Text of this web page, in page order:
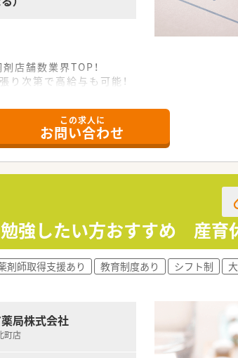
店舗数業界TOP！
次第で高給与も可能！
用意されています
に用意されています。
ポジションも増えます。
能です。
多種多様です。
事ができます。
務ができるよう変更予定です。
さんあります！
この求人に
お問い合わせ
強したい方おすすめ 産育
剤師取得支援あり 教育制度あり シフト制
局株式会社
町店